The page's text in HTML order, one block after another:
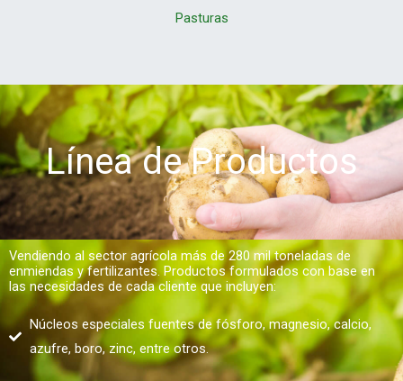
Pasturas
Línea de Productos
Vendiendo al sector agrícola más de 280 mil toneladas de
enmiendas y fertilizantes. Productos formulados con base en
las necesidades de cada cliente que incluyen:
Núcleos especiales fuentes de fósforo, magnesio, calcio,
azufre, boro, zinc, entre otros.